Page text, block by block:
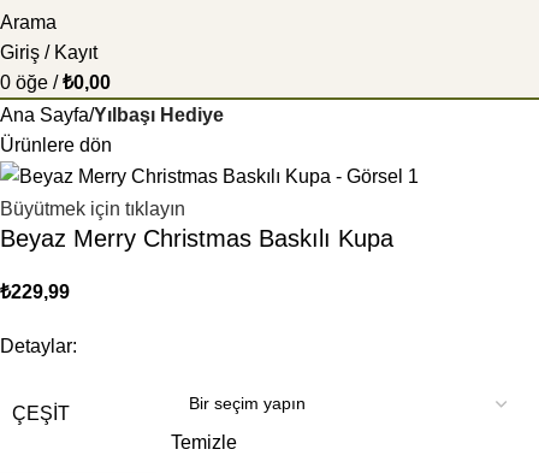
Arama
Giriş / Kayıt
0 öğe / ₺0,00
Ana Sayfa Yılbaşı Hediye
Ürünlere dön
Büyütmek için tıklayın
Beyaz Merry Christmas Baskılı Kupa
₺229,99
Detaylar:
ÇEŞIT
Temizle